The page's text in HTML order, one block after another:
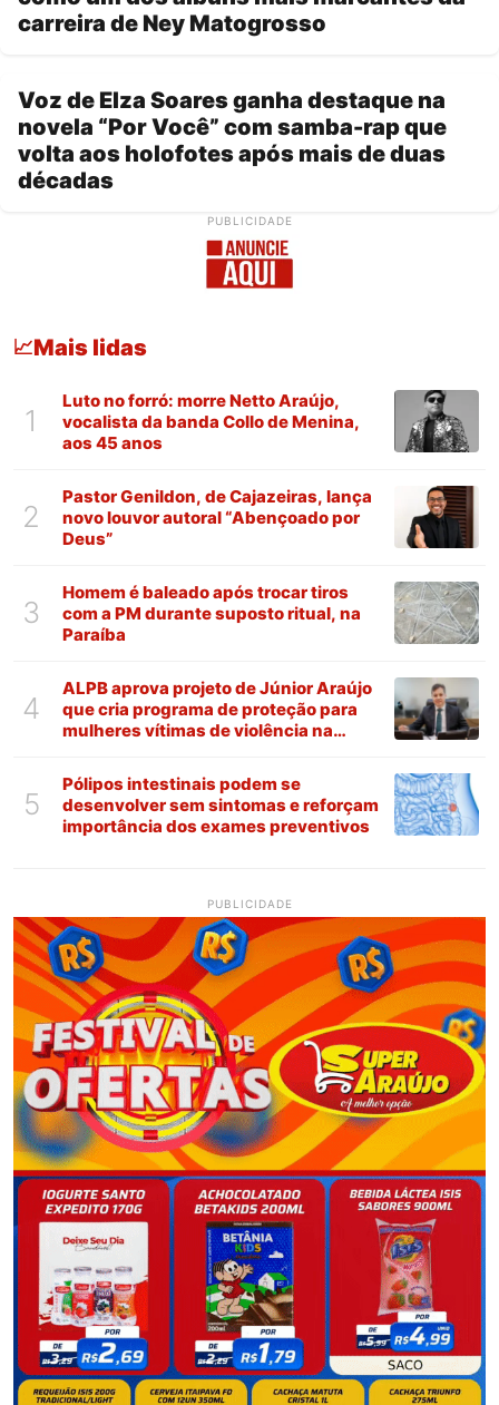
carreira de Ney Matogrosso
Voz de Elza Soares ganha destaque na
novela “Por Você” com samba-rap que
volta aos holofotes após mais de duas
décadas
PUBLICIDADE
📈Mais lidas
1
Luto no forró: morre Netto Araújo,
vocalista da banda Collo de Menina,
aos 45 anos
2
Pastor Genildon, de Cajazeiras, lança
novo louvor autoral “Abençoado por
Deus”
3
Homem é baleado após trocar tiros
com a PM durante suposto ritual, na
Paraíba
4
ALPB aprova projeto de Júnior Araújo
que cria programa de proteção para
mulheres vítimas de violência na
5
Pólipos intestinais podem se
desenvolver sem sintomas e reforçam
importância dos exames preventivos
PUBLICIDADE